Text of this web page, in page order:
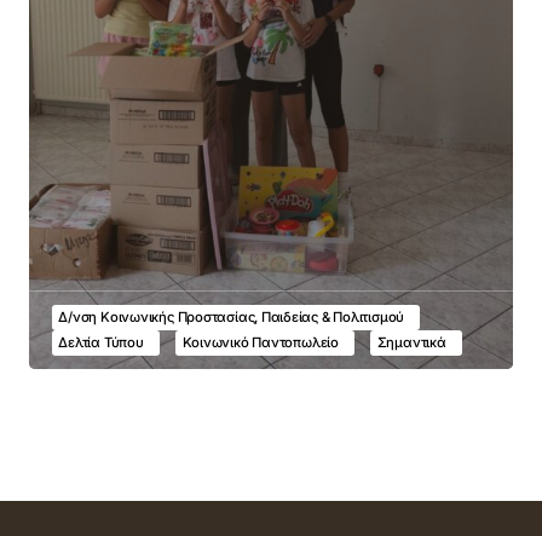
Δ/νση Κοινωνικής Προστασίας, Παιδείας & Πολιτισμού
Δελτία Τύπου
Κοινωνικό Παντοπωλείο Σημαντικά